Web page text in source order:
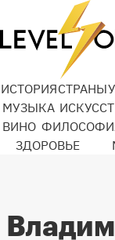
ИСТОРИЯСТРАНЫ
МУЗЫКА
ВИНО
ЗДОРОВЬЕ